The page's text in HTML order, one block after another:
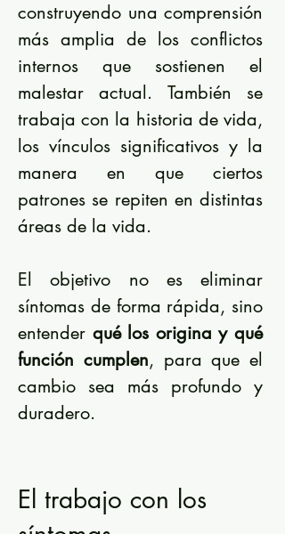
construyendo una comprensión
más amplia de los conflictos
internos que sostienen el
malestar actual. También se
trabaja con la historia de vida,
los vínculos significativos y la
manera en que ciertos
patrones se repiten en distintas
áreas de la vida.
El objetivo no es eliminar
síntomas de forma rápida, sino
entender qué los origina y qué
función cumplen, para que el
cambio sea más profundo y
duradero.
El trabajo con los